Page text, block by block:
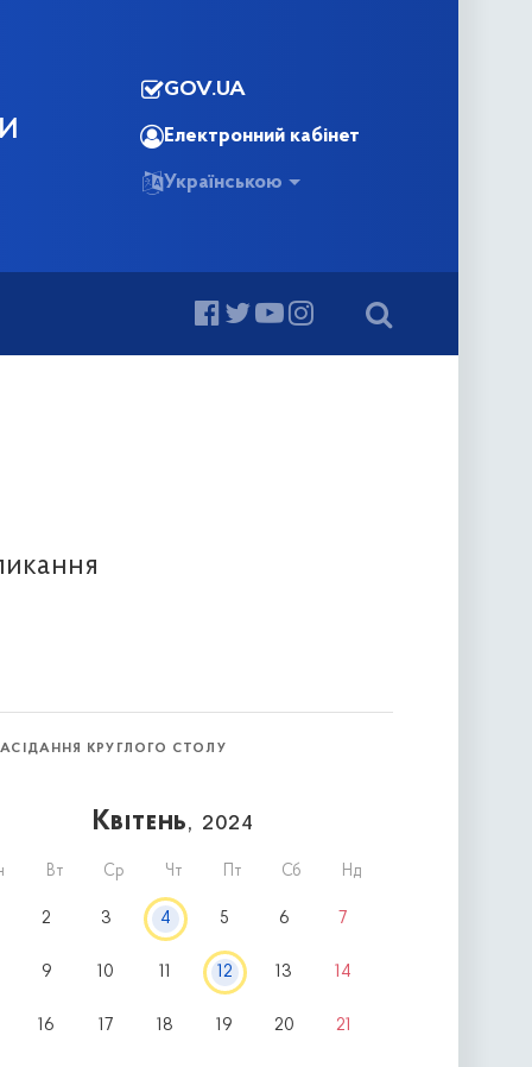
GOV.UA
Електронний кабінет
Українською
КРУГЛОГО СТОЛУ
Квітень, 2024
Вт Ср Чт Пт Сб Нд
2 3 4 5 6 7
9 10 11 12 13 14
16 17 18 19 20 21